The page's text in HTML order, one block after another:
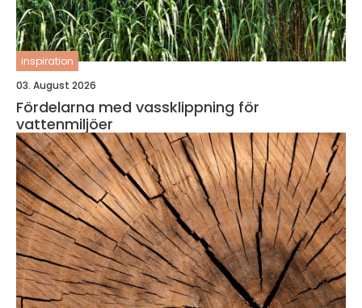
inspiration
03. August 2026
Fördelarna med vassklippning för
vattenmiljöer